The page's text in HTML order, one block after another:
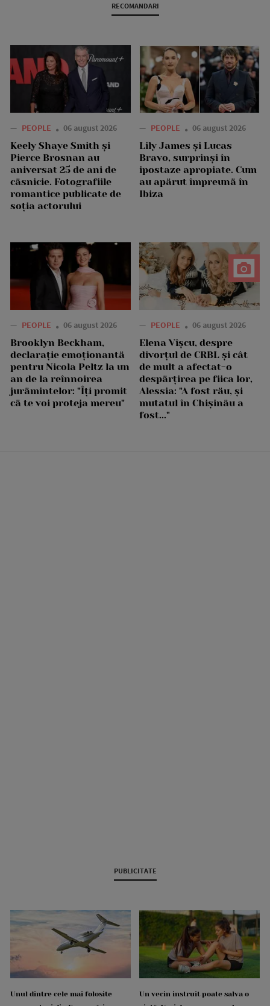
RECOMANDARI
— PEOPLE 06 august 2026
Keely Shaye Smith și
Pierce Brosnan au
aniversat 25 de ani de
căsnicie. Fotografiile
romantice publicate de
soția actorului
— PEOPLE 06 august 2026
Lily James și Lucas
Bravo, surprinși în
ipostaze apropiate. Cum
au apărut împreună în
Ibiza
— PEOPLE 06 august 2026
Brooklyn Beckham,
declarație emoționantă
pentru Nicola Peltz la un
an de la reînnoirea
jurămintelor: "Îți promit
că te voi proteja mereu"
— PEOPLE 06 august 2026
Elena Vîșcu, despre
divorțul de CRBL și cât
de mult a afectat-o
despărțirea pe fiica lor,
Alessia: "A fost rău, și
mutatul în Chișinău a
fost..."
PUBLICITATE
Unul dintre cele mai folosite
Un vecin instruit poate salva o